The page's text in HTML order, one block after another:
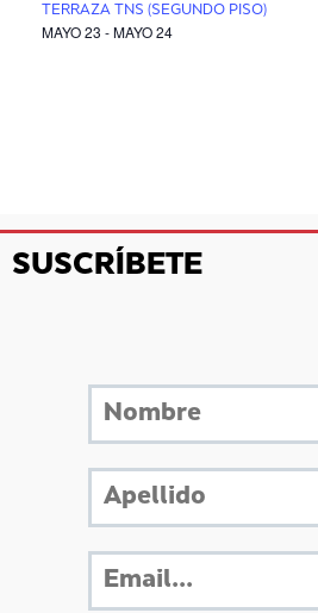
TERRAZA TNS (SEGUNDO PISO)
MAYO 23 - MAYO 24
SUSCRÍBETE